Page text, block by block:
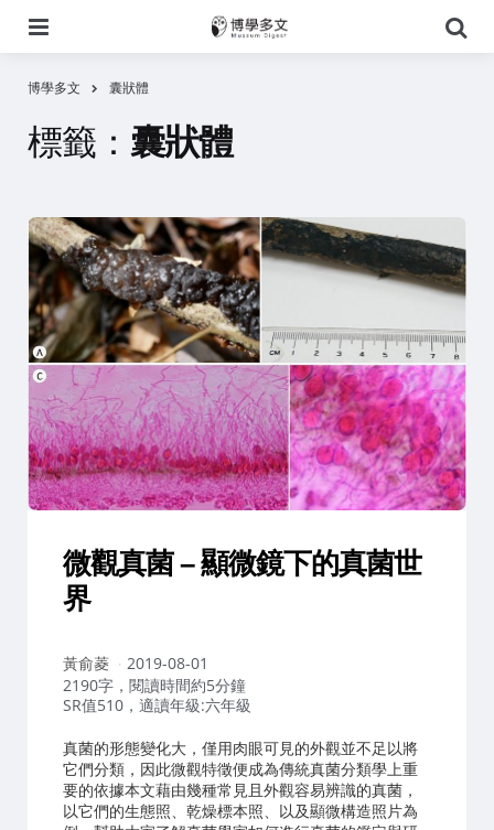
尋
博學多文 囊狀體
標籤： 囊狀體
微觀真菌 – 顯微鏡下的真菌世
界
作
者：
黃俞菱
2019-08-01
2190字，閱讀時間約5分鐘
SR值510，適讀年級:六年級
真菌的形態變化大，僅用肉眼可見的外觀並不足以將
它們分類，因此微觀特徵便成為傳統真菌分類學上重
要的依據本文藉由幾種常見且外觀容易辨識的真菌，
以它們的生態照、乾燥標本照、以及顯微構造照片為